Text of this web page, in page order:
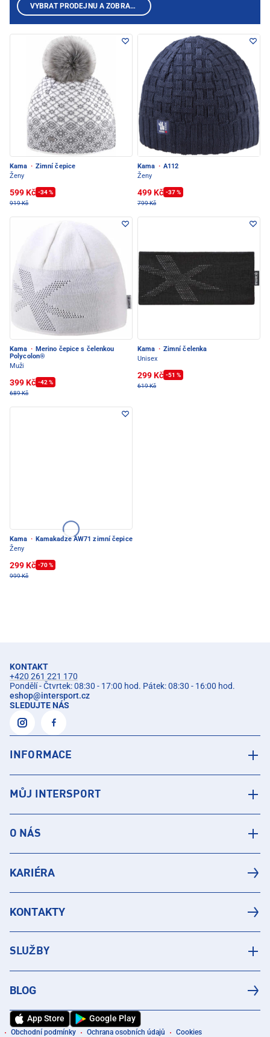
Kama · Zimní čepice
Ženy
599 Kč -34 %
919 Kč
Kama · A112
Ženy
499 Kč -37 %
799 Kč
Kama · Merino čepice s čelenkou
Polycolon®
Muži
399 Kč -42 %
689 Kč
Kama · Zimní čelenka
Unisex
299 Kč -51 %
619 Kč
Kama · Kamakadze AW71 zimní čepice
Ženy
299 Kč -70 %
999 Kč
VYBRAT PRODEJNU A ZOBRAZIT PRODUKTY
KONTAKT
+420 261 221 170
Pondělí - Čtvrtek: 08:30 - 17:00 hod. Pátek: 08:30 - 16:00 hod.
eshop@intersport.cz
SLEDUJTE NÁS
INFORMACE
MŮJ INTERSPORT
O NÁS
KARIÉRA
KONTAKTY
SLUŽBY
BLOG
App Store Google Play
Obchodní podmínky Ochrana osobních údajů Cookies